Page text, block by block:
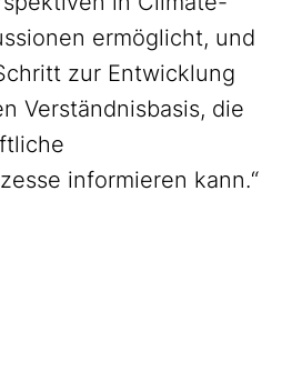
ermöglicht, und
zur Entwicklung
Verständnisbasis, die
informieren kann.“